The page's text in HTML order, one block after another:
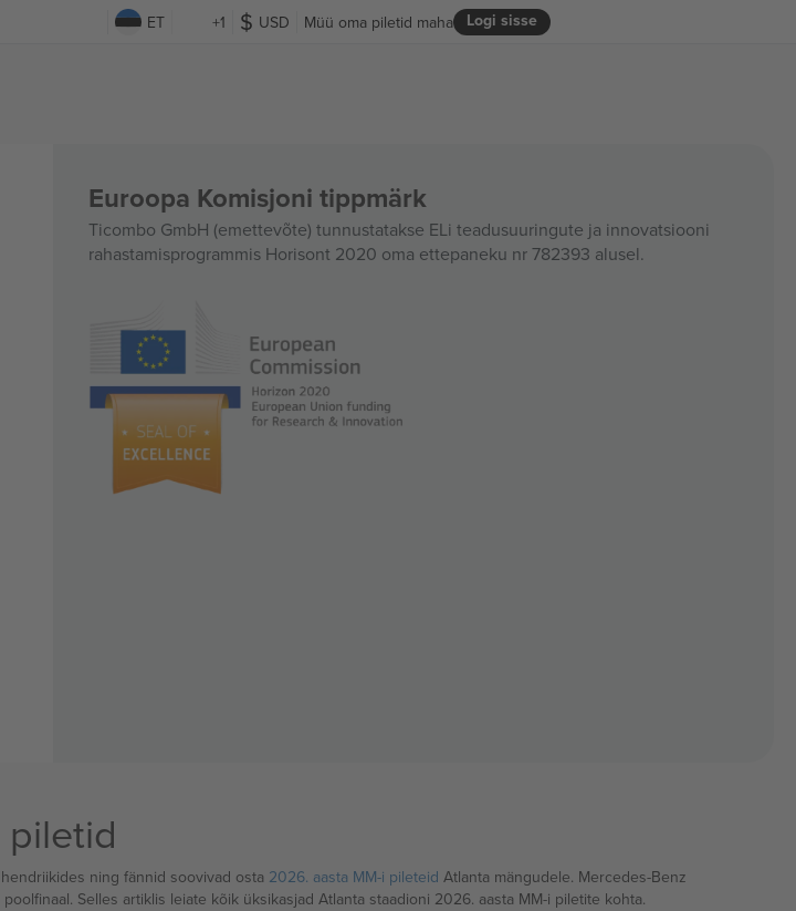
ET +1 USD Logi sisse
Müü oma piletid maha
Euroopa Komisjoni tippmärk
Ticombo GmbH (emettevõte) tunnustatakse ELi teadusuuringute ja innovatsiooni
rahastamisprogrammis Horisont 2020 oma ettepaneku nr 782393 alusel.
ning fännid soovivad osta 2026. aasta MM-i pileteid Atlanta mängudele. Mercedes-Benz
Selles artiklis leiate kõik üksikasjad Atlanta staadioni 2026. aasta MM-i piletite kohta.